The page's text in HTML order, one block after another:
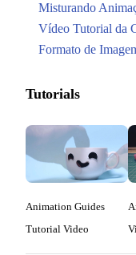
Misturando
Vídeo Tutorial da
Formato de
Tutorials
Animation Guides
Tutorial Video